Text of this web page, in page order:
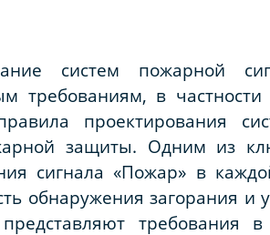
систем пожарной
требованиям, в
проектирования
защиты. Одним из
сигнала «Пожар» в
обнаружения загорания
требования